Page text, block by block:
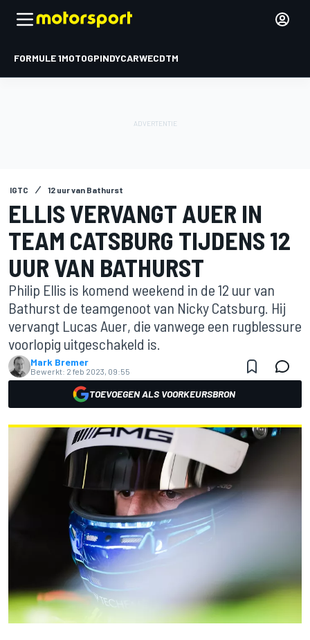
FORMULE 1MOTOGPINDYCARWECDTM
IGTC 12 uur van Bathurst
ELLIS VERVANGT AUER IN
TEAM CATSBURG TIJDENS 12
UUR VAN BATHURST
Philip Ellis is komend weekend in de 12 uur van
Bathurst de teamgenoot van Nicky Catsburg. Hij
vervangt Lucas Auer, die vanwege een rugblessure
voorlopig uitgeschakeld is.
Mark Bremer
Bewerkt: 2 feb 2023, 09:55
TOEVOEGEN ALS VOORKEURSBRON